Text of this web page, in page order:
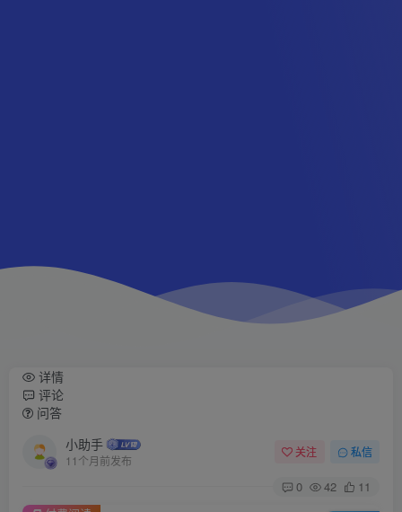
详情
评论
问答
小助手
11个月前发布
关注 私信
0 42
11